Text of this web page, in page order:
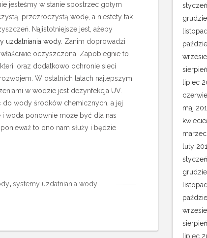
jesteśmy w stanie spostrzec gołym
przezroczystą wodę, a niestety tak
Najistotniejsze jest, ażeby
uzdatniania wody. Zanim doprowadzi
oczyszczona. Zapobiegnie to
oraz dodatkowo ochronie sieci
W ostatnich latach najlepszym
w wodzie jest dezynfekcja UV.
do wody środków chemicznych, a jej
i woda ponownie może być dla nas
to ono nam służy i będzie
,systemy uzdatniania wody
lipiec
maj
luty
lipiec